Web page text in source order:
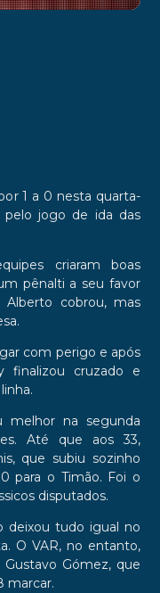
1 a 0 nesta quarta-
pelo jogo de ida das
criaram boas
pênalti a seu favor
cobrou, mas
com perigo e após
finalizou cruzado e
melhor na segunda
Até que aos 33,
que subiu sozinho
para o Timão. Foi o
disputados.
deixou tudo igual no
O VAR, no entanto,
Gómez, que
marcar.